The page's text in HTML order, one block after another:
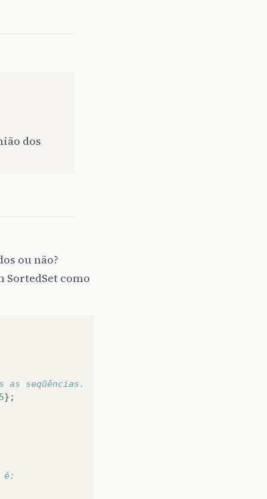
dos
ou não?
SortedSet como
as seqüências.
};
é: